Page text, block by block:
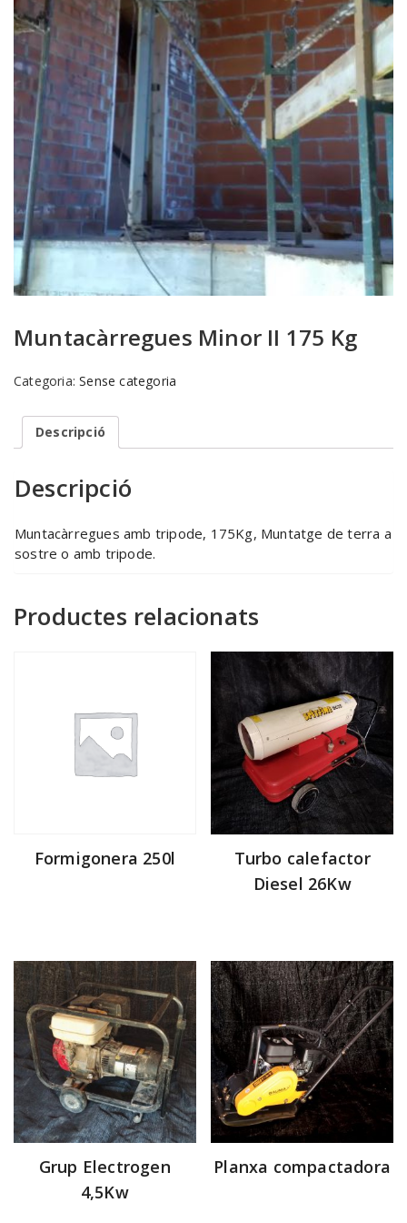
Muntacàrregues Minor II 175 Kg
Categoria:Sense categoria
Descripció
Descripció
Muntacàrregues amb tripode, 175Kg, Muntatge de terra a
sostre o amb tripode.
Productes relacionats
Formigonera 250l
Turbo calefactor
Diesel 26Kw
Grup Electrogen
4,5Kw
Planxa compactadora